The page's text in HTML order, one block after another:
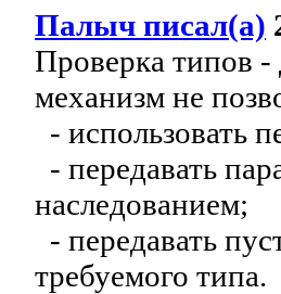
Палыч писал(а)
Проверка типов
механизм не
- использовать
- передавать
наследованием;
- передавать
требуемого типа.